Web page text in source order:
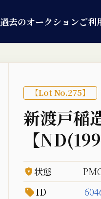
過去のオークションご利
【Lot No.275】
新渡戸稲
【
状態
ID